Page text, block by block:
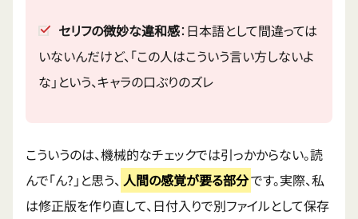
セリフの微妙な違和感：日本語として間違っては
いないんだけど、「この人はこういう言い方しないよ
な」という、キャラの口ぶりのズレ
こういうのは、機械的なチェックでは引っかからない。読
んで「ん?」と思う、 人間の感覚が要る部分です。実際、私
は修正版を作り直して、日付入りで別ファイルとして保存